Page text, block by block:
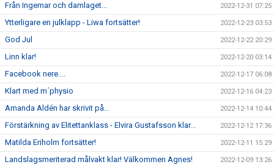
Från Ingemar och damlaget... 2022-12-31 07:25
Ytterligare en julklapp - Liwa fortsätter! 2022-12-23 03:53
God Jul 2022-12-22 20:29
Linn klar! 2022-12-20 03:14
Facebook nere.... 2022-12-17 06:08
Klart med m´physio 2022-12-16 04:23
Amanda Aldén har skrivit på... 2022-12-14 10:44
Förstärkning av Elitettanklass - Elvira Gustafsson klar... 2022-12-12 17:36
Matilda Eriholm fortsätter! 2022-12-11 15:29
Landslagsmeriterad målvakt klar! Välkommen Agnes! 2022-12-09 13:26